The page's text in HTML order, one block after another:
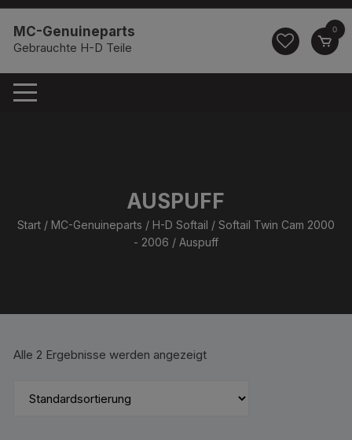
Zum
Inhalt
springen
MC-Genuineparts
Gebrauchte H-D Teile
0
AUSPUFF
Start/ MC-Genuineparts / H-D Softail / Softail Twin Cam 2000
- 2006 / Auspuff
Alle 2 Ergebnisse werden angezeigt